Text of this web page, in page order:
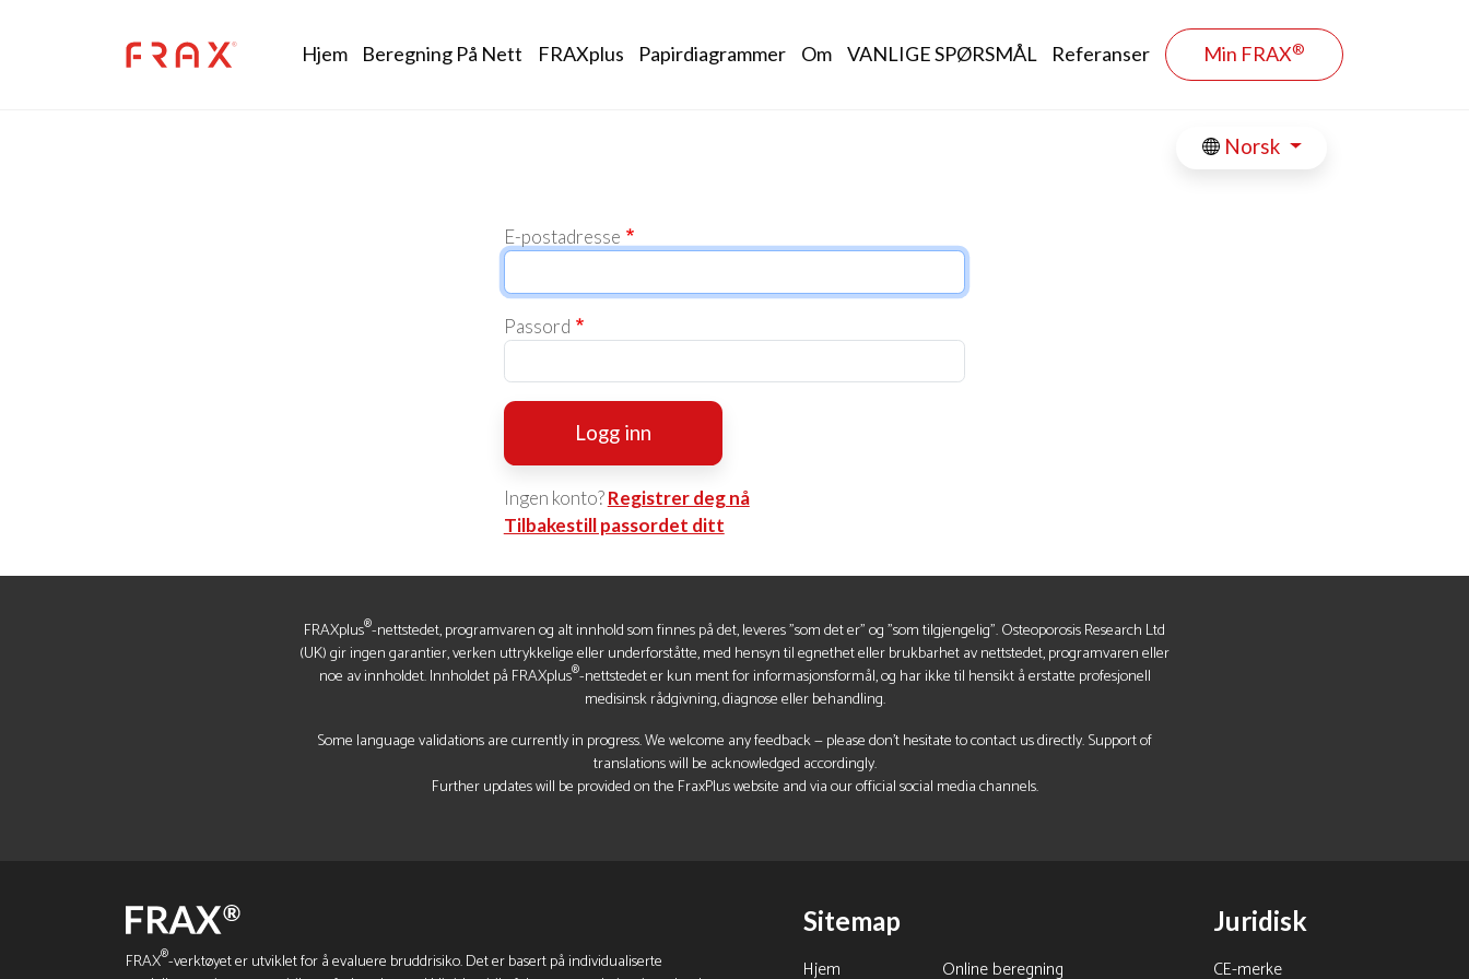
Main navigation
Hjem Beregning På Nett FRAXplus Papirdiagrammer Om VANLIGE SPØRSMÅL Referanser Min FRAX®
Norsk
E-postadresse
Passord
Logg inn
Ingen konto?Registrer deg nå
Tilbakestill passordet ditt
FRAXplus®-nettstedet, programvaren og alt innhold som finnes på det, leveres "som det er" og "som tilgjengelig". Osteoporosis Research Ltd
(UK) gir ingen garantier, verken uttrykkelige eller underforståtte, med hensyn til egnethet eller brukbarhet av nettstedet, programvaren eller
noe av innholdet. Innholdet på FRAXplus®-nettstedet er kun ment for informasjonsformål, og har ikke til hensikt å erstatte profesjonell
medisinsk rådgivning, diagnose eller behandling.
Some language validations are currently in progress. We welcome any feedback — please don’t hesitate to contact us directly. Support of
translations will be acknowledged accordingly.
Further updates will be provided on the FraxPlus website and via our official social media channels.
FRAX®-verktøyet er utviklet for å evaluere bruddrisiko. Det er basert på individualiserte
Sitemap
Hjem Online beregning
Juridisk
CE-merke